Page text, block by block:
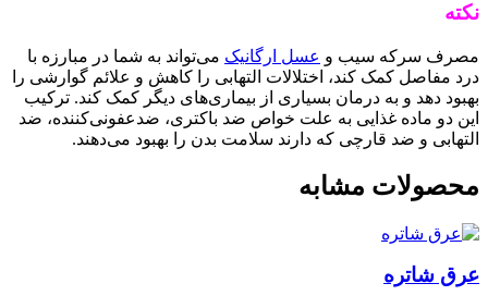
نکته
مصرف سرکه سیب و عسل ارگانیک می‌تواند به شما در مبارزه با
درد مفاصل کمک کند، اختلالات التهابی را کاهش و علائم گوارشی را
بهبود دهد و به درمان بسیاری از بیماری‌های دیگر کمک کند. ترکیب
این دو ماده غذایی به علت خواص ضد باکتری، ضدعفونی‌کننده، ضد
التهابی و ضد قارچی که دارند سلامت بدن را بهبود می‌دهند.
محصولات مشابه
عرق شاتره